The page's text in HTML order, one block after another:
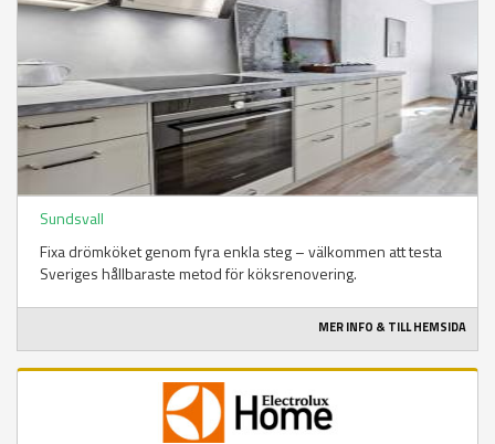
Sundsvall
Fixa drömköket genom fyra enkla steg – välkommen att testa
Sveriges hållbaraste metod för köksrenovering.
MER INFO & TILL HEMSIDA